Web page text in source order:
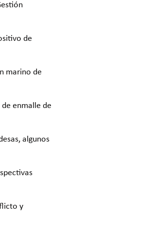
de
marino de
enmalle de
algunos
y